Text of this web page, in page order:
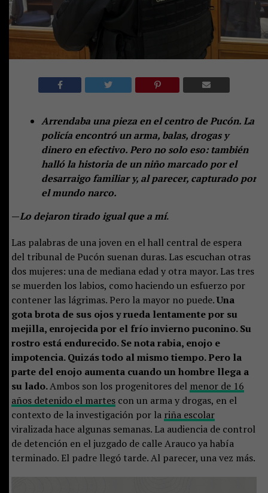
Arrendaba una pieza en el centro de Pucón. La
policía encontró un arma, balas, drogas y
dinero en efectivo. Pero no solo eso: también
halló la historia de un niño marcado por el
desarraigo familiar y, al parecer, capturado por
el mundo narco.
—Lo dejaron tirado igual que a mí.
Las palabras de una joven en el hall central de espera
del tribunal de Pucón suenan duras. Las escuchan otras
dos mujeres: una de mediana edad y otra mayor. Las tres
se muerden los labios, como haciendo un esfuerzo por
contener las lágrimas. Pero la mayor no puede.Una
gota brota de sus ojos y rueda lentamente por su
mejilla, enrojecida por el frío invierno puconino. Su
rostro está endurecido. Se nota rabia, enojo e
impotencia. Quizás todo al mismo tiempo. Pero la
parte del enojo aumenta cuando un hombre llega a
su lado.Ambos son los progenitores del menor de 16
años detenido el martescon un arma y drogas, en el
contexto de la investigación por la riña escolar
viralizada hace algunas semanas. La audiencia de control
de detención en el juzgado de calle Arauco ya había
terminado. El padre llegó tarde. Al parecer, una vez más.